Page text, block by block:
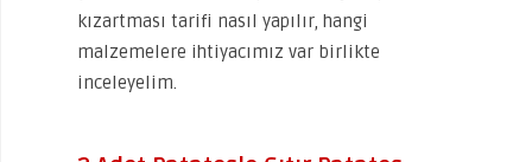
kızartması tarifi nasıl yapılır, hangi
malzemelere ihtiyacımız var birlikte
inceleyelim.